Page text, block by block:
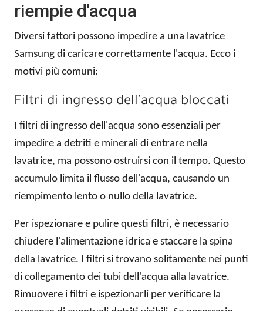
riempie d'acqua
Diversi fattori possono impedire a una lavatrice
Samsung di caricare correttamente l'acqua. Ecco i
motivi più comuni:
Filtri di ingresso dell'acqua bloccati
I filtri di ingresso dell'acqua sono essenziali per
impedire a detriti e minerali di entrare nella
lavatrice, ma possono ostruirsi con il tempo. Questo
accumulo limita il flusso dell'acqua, causando un
riempimento lento o nullo della lavatrice.
Per ispezionare e pulire questi filtri, è necessario
chiudere l'alimentazione idrica e staccare la spina
della lavatrice. I filtri si trovano solitamente nei punti
di collegamento dei tubi dell'acqua alla lavatrice.
Rimuovere i filtri e ispezionarli per verificare la